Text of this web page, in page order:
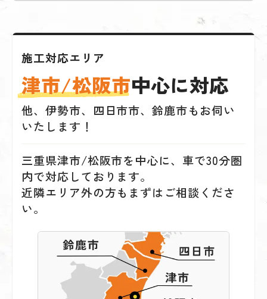
施工対応エリア
津市/松阪市中心に対応
他、伊勢市、四日市市、鈴鹿市もお伺い
いたします！
三重県津市/松阪市を中心に、車で30分圏
内で対応しております。
近隣エリア外の方もまずはご相談くださ
い。